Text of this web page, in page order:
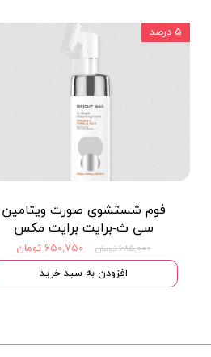
فوم شستشوی صورت ویتامین
سی ث-برایت برایت مکس
۶۸۵,۰۰۰ تومان
۶۵۰,۷۵۰ تومان
افزودن به سبد خرید
۵ درصد